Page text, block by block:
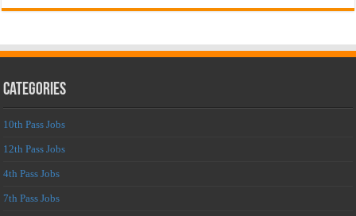
Categories
10th Pass Jobs
12th Pass Jobs
4th Pass Jobs
7th Pass Jobs